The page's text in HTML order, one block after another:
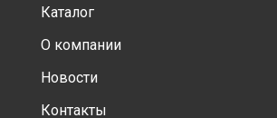
Каталог
О компании
Новости
Контакты